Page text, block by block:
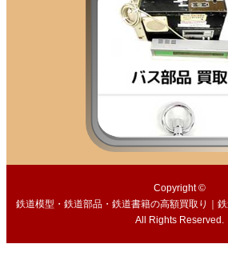
Copyright ©
鉄道模型・鉄道部品・鉄道書籍の高額買取り｜鉄
All Rights Reserved.